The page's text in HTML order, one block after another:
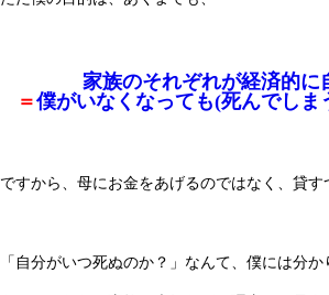
家族のそれぞれが経済的に
＝僕がいなくなっても(死んでしま
ですから、母にお金をあげるのではなく、貸す
「自分がいつ死ぬのか？」なんて、僕には分か